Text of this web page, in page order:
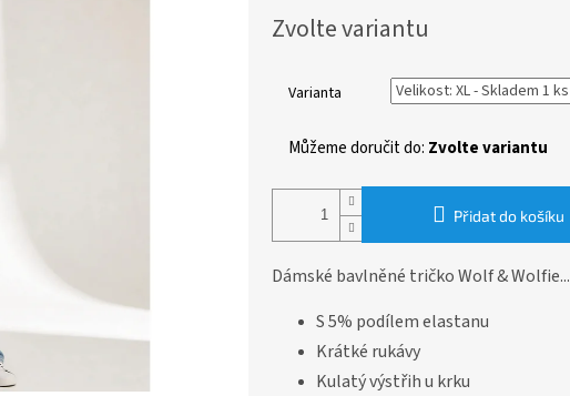
cena:
Zvolte variantu
Varianta
Můžeme doručit do: Zvolte variantu
Přidat do košíku
Dámské bavlněné tričko Wolf & Wolfie...
S 5% podílem elastanu
Krátké rukávy
Kulatý výstřih u krku